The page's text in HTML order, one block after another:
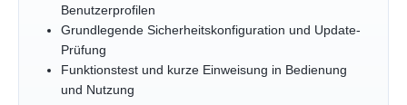
Benutzerprofilen
Grundlegende Sicherheitskonfiguration und Update-
Prüfung
Funktionstest und kurze Einweisung in Bedienung
und Nutzung